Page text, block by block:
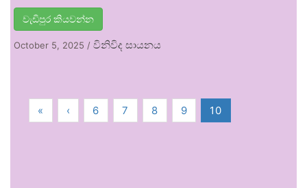
වැඩිපුර කියවන්න
October 5, 2025 / විනිවිද සායනය
« ‹ 6 7 8 9 10